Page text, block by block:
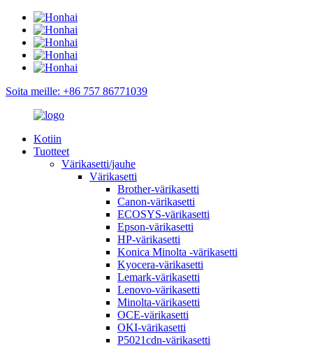
Soita meille: +86 757 86771039
Kotiin
Tuotteet
Värikasetti/jauhe
Värikasetti
Brother-värikasetti
Canon-värikasetti
ECOSYS-värikasetti
Epson-värikasetti
HP-värikasetti
Konica Minolta -värikasetti
Kyocera-värikasetti
Lemark-värikasetti
Lenovo-värikasetti
Minolta-värikasetti
OCE-värikasetti
OKI-värikasetti
P5021cdn-värikasetti